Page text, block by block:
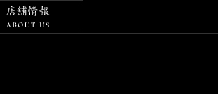
わせ